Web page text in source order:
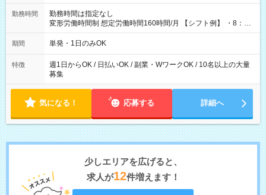
勤務時間
勤務時間は指定なし
変形労働時間制 想定労働時間160時間/月 【シフト例】 ・8：00
～21：00
期間 単発・1日のみOK
特徴
週1日からOK / 日払いOK / 副業・WワークOK / 10名以上の大量
募集
気になる！ 応募する 詳細へ
少しエリアを広げると、
求人が12件増えます！